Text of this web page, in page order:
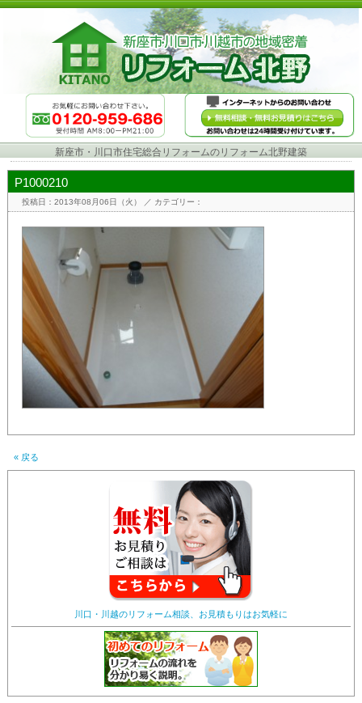
新座市・川口市住宅総合リフォームのリフォーム北野建築
P1000210
投稿日：2013年08月06日（火） ／ カテゴリー：
« 戻る
川口・川越のリフォーム相談、お見積もりはお気軽に